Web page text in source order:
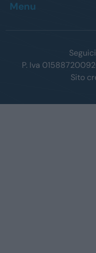
Menu
P. Iva 01588720092
Sito